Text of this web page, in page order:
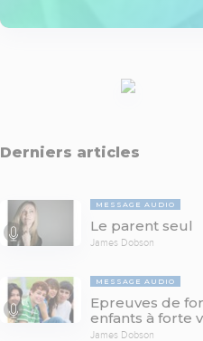
Derniers articles
MESSAGE AUDIO
Le parent seul
James Dobson
MESSAGE AUDIO
Epreuves de
enfants à forte
James Dobson